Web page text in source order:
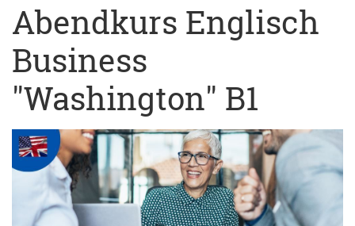
Abendkurs Englisch
Business
"Washington" B1